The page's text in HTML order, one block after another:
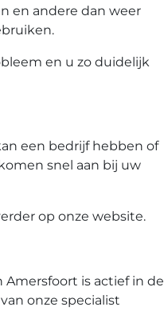
en andere dan weer
en u zo duidelijk
een bedrijf hebben of
snel aan bij uw
op onze website.
is actief in de
onze specialist